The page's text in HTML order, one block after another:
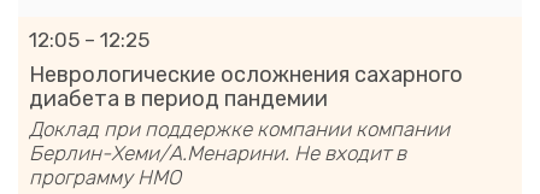
12:05 – 12:25
Неврологические осложнения сахарного
диабета в период пандемии
Доклад при поддержке компании компании
Берлин-Хеми/А.Менарини. Не входит в
программу НМО